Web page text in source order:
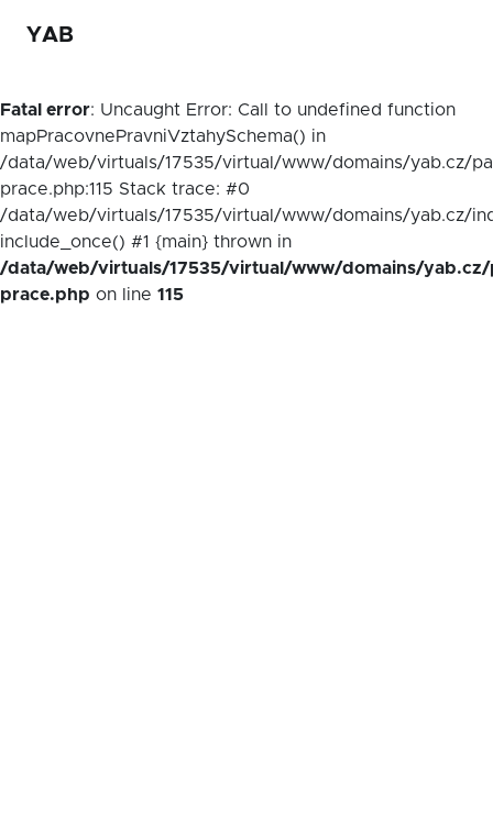
YAB
Fatal error: Uncaught Error: Call to undefined function
mapPracovnePravniVztahySchema() in
/data/web/virtuals/17535/virtual/www/domains/yab.cz/
prace.php:115 Stack trace: #0
/data/web/virtuals/17535/virtual/www/domains/yab.cz/
include_once() #1 {main} thrown in
/data/web/virtuals/17535/virtual/www/domains/yab.cz/
prace.php on line 115